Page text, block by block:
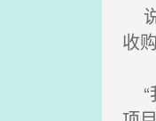
收
“